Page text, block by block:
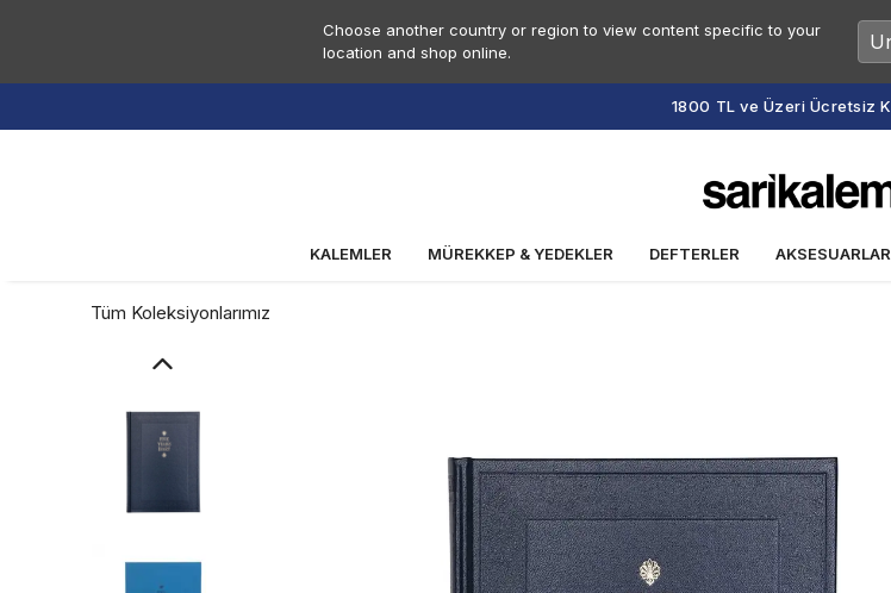
Choose another country or region to view content specific to your
location and shop online.
KALEMLER MÜREKKEP & YEDEKLER DEFTERLER AKSESUARLAR
Tüm Koleksiyonlarımız